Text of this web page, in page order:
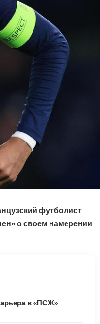
футболист
о своем намерении
в «ПСЖ»